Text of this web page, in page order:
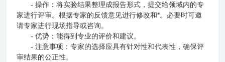
- 操作：将实验结果整理成报告形式，提交给领域内的专
家进行评审。根据专家的反馈意见进行修改和*。必要时可邀
请专家进行现场指导或咨询。
- 优势：能得到专业的评价和建议。
- 注意事项：专家的选择应具有针对性和代表性，确保评
审结果的公正性。